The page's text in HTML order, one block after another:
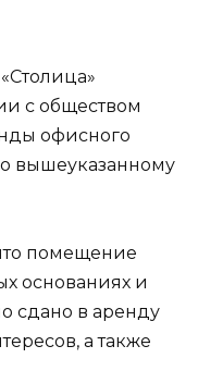
с обществом
офисного
вышеуказанному
помещение
основаниях и
сдано в аренду
а также